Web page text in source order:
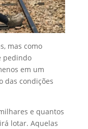
mas como
pedindo
em um
das condições
e quantos
lotar. Aquelas